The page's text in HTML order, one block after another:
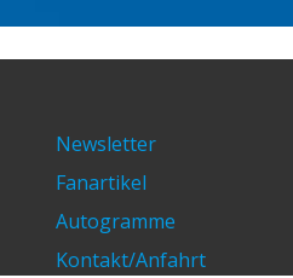
Newsletter
Fanartikel
Autogramme
Kontakt/Anfahrt